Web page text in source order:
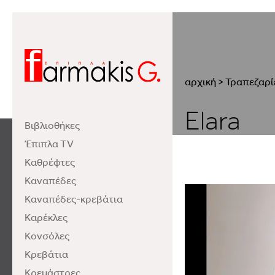
Βιβλιοθήκες
Έπιπλα TV
Καθρέφτες
Καναπέδες
Καναπέδες-κρεβάτια
Καρέκλες
Κονσόλες
Κρεβάτια
αρχική>
Elara